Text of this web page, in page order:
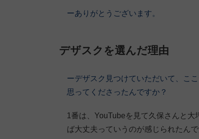
ーありがとうございます。
デザスクを選んだ理由
ーデザスク見つけていただいて、こ
思ってくださったんですか？
1番は、YouTubeを見て久保さんと
ば大丈夫っていうのが感じられたん